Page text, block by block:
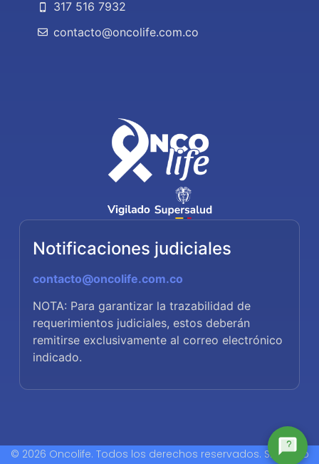
Notificaciones judiciales
contacto@oncolife.com.co
NOTA: Para garantizar la trazabilidad de
requerimientos judiciales, estos deberán
remitirse exclusivamente al correo electrónico
indicado.
317 516 7932
contacto@oncolife.com.co
© 2026 Oncolife. Todos los derechos reservados. Sitio web